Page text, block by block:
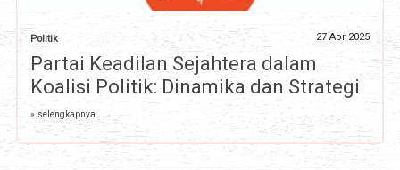
Politik 27 Apr 2025
Partai Keadilan Sejahtera dalam
Koalisi Politik: Dinamika dan Strategi
» selengkapnya